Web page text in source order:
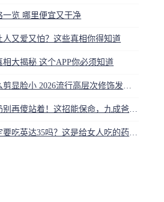
一览 哪里便宜又干净
人又爱又怕？这些真相你得知道
相大揭秘 这个APP你必须知道
九零后发型怎么剪显脸小 2026流行高层次修饰发量少
天！宝宝鼻喷奶别再傻站着！这招能保命，九成爸妈都做错
供血期老公一定要吃英达35吗？这是给女人吃的药别搞错